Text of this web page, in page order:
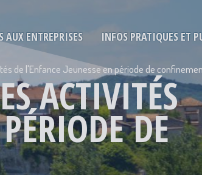
AUX ENTREPRISES INFOS PRATIQUES ET
de l'Enfance Jeunesse en période de
ACTIVITÉS
DE